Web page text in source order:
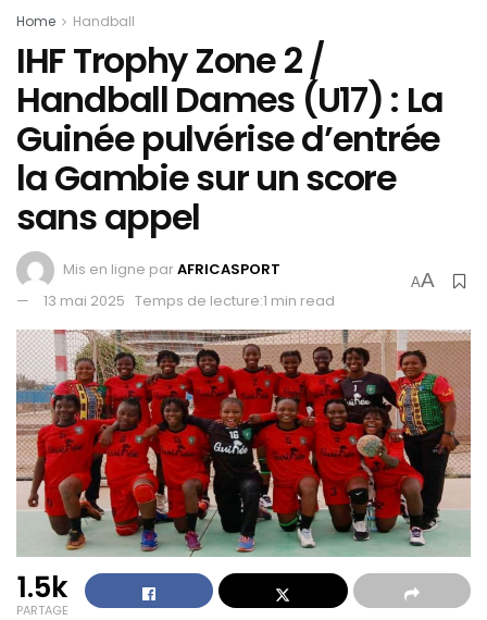
Home Handball
IHF Trophy Zone 2 /
Handball Dames (U17) : La
Guinée pulvérise d’entrée
la Gambie sur un score
sans appel
Mis en ligne parAFRICASPORT
13 mai 2025 Temps de lecture:1 min read
AA
1.5k
PARTAGE